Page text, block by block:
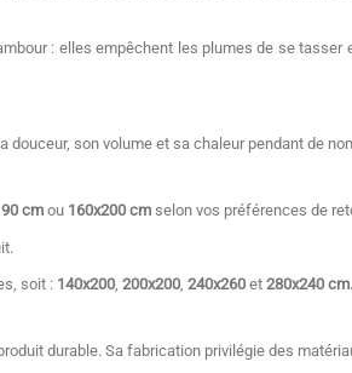
: elles empêchent les plumes de se tasser
douceur, son volume et sa chaleur pendant de
cm ou 160x200 cm selon vos préférences de
soit : 140x200 200x200 240x260 et 280x240 cm.
durable. Sa fabrication privilégie des